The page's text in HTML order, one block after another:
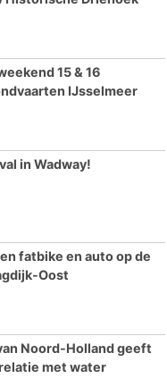
15 & 16
IJsselmeer
in Wadway!
fatbike en auto op de
Oost
Noord-Holland geeft
met water